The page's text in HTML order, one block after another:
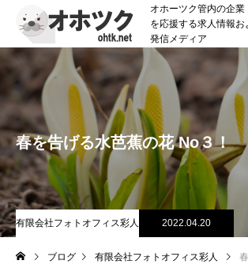
オホーツク管内の企業
を応援する求人情報お
発信メディア
春を告げる水芭蕉の花 No３！
有限会社フォトオフィス彩人 2022.04.20
ブログ 有限会社フォトオフィス彩人 春